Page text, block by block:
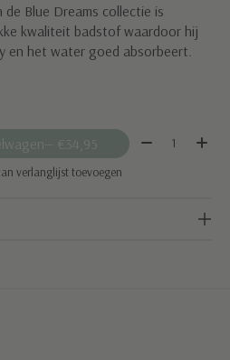
Blue Dreams collectie is
kwaliteit badstof waardoor hij
en het water goed absorbeert.
— €34,95 Aantal:
verlanglijst toevoegen